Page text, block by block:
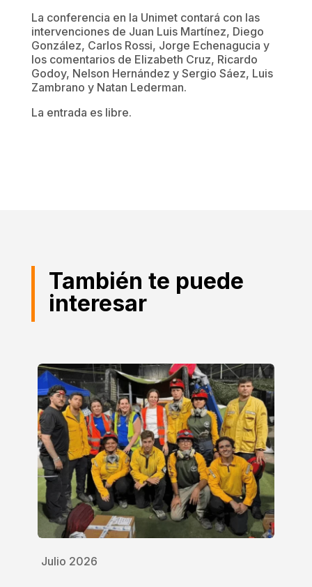
La conferencia en la Unimet contará con las
intervenciones de Juan Luis Martínez, Diego
González, Carlos Rossi, Jorge Echenagucia y
los comentarios de Elizabeth Cruz, Ricardo
Godoy, Nelson Hernández y Sergio Sáez, Luis
Zambrano y Natan Lederman.
La entrada es libre.
También te puede
interesar
Julio 2026